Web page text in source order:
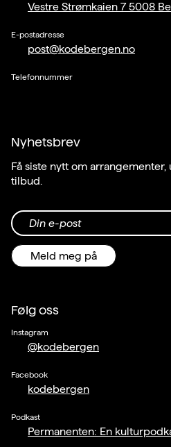
Vestre Strømkaien 7 5008
E-postadresse
post@kodebergen.no
Telefonnummer
Nyhetsbrev
Få siste nytt om
tilbud.
Din e-post
Meld meg på
Følg oss
Instagram
@kodebergen
Facebook
kodebergen
Podkast
Permanenten: En